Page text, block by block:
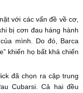
với các vấn đề về cơ,
bị cơn đau háng hành
mình. Do đó, Barca
khiến họ bất khả chiến
đã chọn ra cặp trung
Cubarsi. Cả hai đều